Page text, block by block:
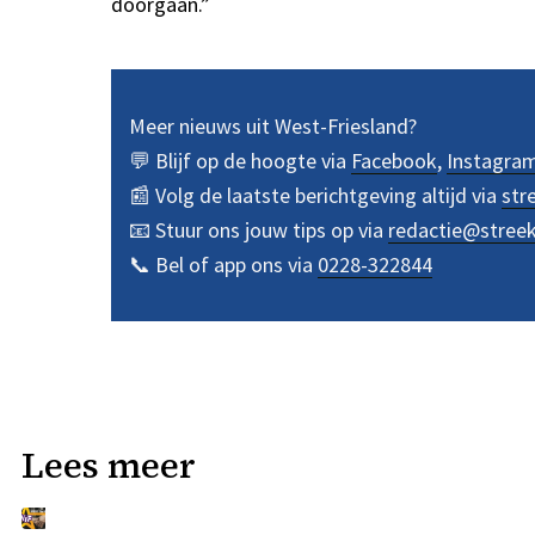
Meer nieuws uit West-Friesland?
💬 Blijf op de hoogte via Facebook,
📰 Volg de laatste berichtgeving altijd via
📧 Stuur ons jouw tips op via
📞 Bel of app ons via 0228-322844
Lees meer